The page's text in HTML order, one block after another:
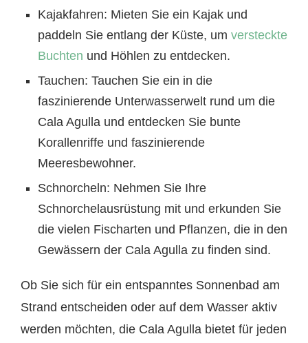
Kajakfahren: Mieten Sie ein Kajak und
paddeln Sie entlang der Küste, um versteckte
Buchten und Höhlen zu entdecken.
Tauchen: Tauchen Sie ein in die
faszinierende Unterwasserwelt rund um die
Cala Agulla und entdecken Sie bunte
Korallenriffe und faszinierende
Meeresbewohner.
Schnorcheln: Nehmen Sie Ihre
Schnorchelausrüstung mit und erkunden Sie
die vielen Fischarten und Pflanzen, die in den
Gewässern der Cala Agulla zu finden sind.
Ob Sie sich für ein entspanntes Sonnenbad am
Strand entscheiden oder auf dem Wasser aktiv
werden möchten, die Cala Agulla bietet für jeden